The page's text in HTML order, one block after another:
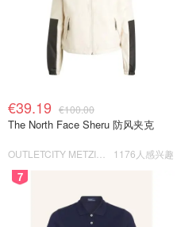
€39.19 €100.00
The North Face Sheru 防风夹克
1176人感兴趣
7